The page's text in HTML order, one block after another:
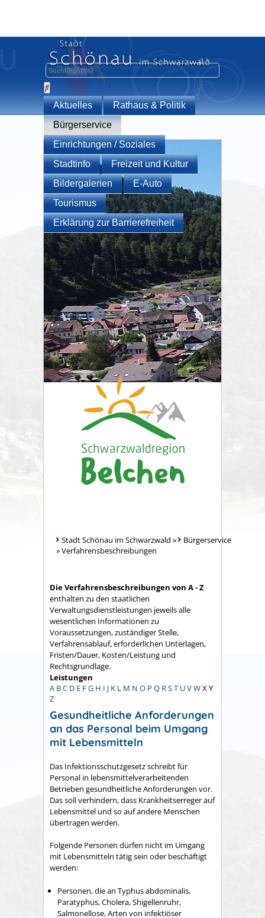
Aktuelles
Rathaus & Politik
Bürgerservice
Einrichtungen / Soziales
Stadtinfo
Freizeit und Kultur
Bildergalerien
E-Auto
Tourismus
Erklärung zur Barrierefreiheit
Stadt Schönau im Schwarzwald »
Bürgerservice
»Verfahrensbeschreibungen
Die Verfahrensbeschreibungen von A - Z
enthalten zu den staatlichen
Verwaltungsdienstleistungen jeweils alle
wesentlichen Informationen zu
Voraussetzungen, zuständiger Stelle,
Verfahrensablauf, erforderlichen Unterlagen,
Fristen/Dauer, Kosten/Leistung und
Rechtsgrundlage.
Leistungen
A BC D E FG H I J K L M N O P Q RST UVWX Y
Z
Gesundheitliche Anforderungen
an das Personal beim Umgang
mit Lebensmitteln
Das Infektionsschutzgesetz schreibt für
Personal in lebensmittelverarbeitenden
Betrieben gesundheitliche Anforderungen vor.
Das soll verhindern, dass Krankheitserreger auf
Lebensmittel und so auf andere Menschen
übertragen werden.
Folgende Personen dürfen nicht im Umgang
mit Lebensmitteln tätig sein oder beschäftigt
werden:
Personen, die an Typhus abdominalis,
Paratyphus, Cholera, Shigellenruhr,
Salmonellose, Arten von infektiöser